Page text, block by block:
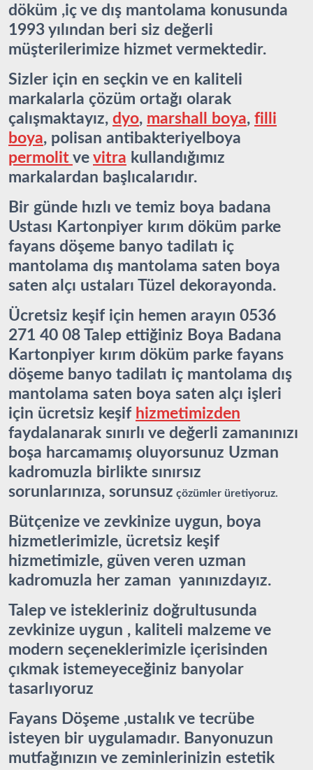
döküm ,iç ve dış mantolama konusunda
1993 yılından beri siz değerli
müşterilerimize hizmet vermektedir.
Sizler için en seçkin ve en kaliteli
markalarla çözüm ortağı olarak
çalışmaktayız, dyo, marshall boya, filli
boya, polisan antibakteriyelboya
permolit ve vitra kullandığımız
markalardan başlıcalarıdır.
Bir günde hızlı ve temiz boya badana
Ustası Kartonpiyer kırım döküm parke
fayans döşeme banyo tadilatı iç
mantolama dış mantolama saten boya
saten alçı ustaları Tüzel dekorayonda.
Ücretsiz keşif için hemen arayın 0536
271 40 08 Talep ettiğiniz Boya Badana
Kartonpiyer kırım döküm parke fayans
döşeme banyo tadilatı iç mantolama dış
mantolama saten boya saten alçı işleri
için ücretsiz keşif hizmetimizden
faydalanarak sınırlı ve değerli zamanınızı
boşa harcamamış oluyorsunuz Uzman
kadromuzla birlikte sınırsız
sorunlarınıza, sorunsuz çözümler üretiyoruz.
Bütçenize ve zevkinize uygun, boya
hizmetlerimizle, ücretsiz keşif
hizmetimizle, güven veren uzman
kadromuzla her zaman yanınızdayız.
Talep ve istekleriniz doğrultusunda
zevkinize uygun , kaliteli malzeme ve
modern seçeneklerimizle içerisinden
çıkmak istemeyeceğiniz banyolar
tasarlıyoruz
Fayans Döşeme ,ustalık ve tecrübe
isteyen bir uygulamadır. Banyonuzun
mutfağınızın ve zeminlerinizin estetik